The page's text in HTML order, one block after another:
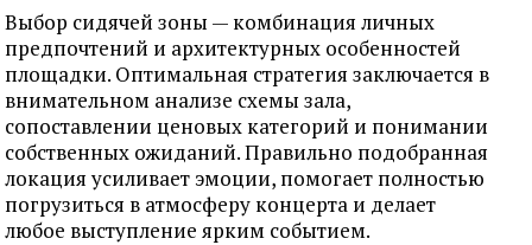
Выбор сидячей зоны — комбинация личных
предпочтений и архитектурных особенностей
площадки. Оптимальная стратегия заключается в
внимательном анализе схемы зала,
сопоставлении ценовых категорий и понимании
собственных ожиданий. Правильно подобранная
локация усиливает эмоции, помогает полностью
погрузиться в атмосферу концерта и делает
любое выступление ярким событием.